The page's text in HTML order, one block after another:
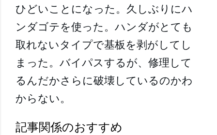
ひどいことになった。久しぶりにハ
ンダゴテを使った。ハンダがとても
取れないタイプで基板を剥がしてし
まった。バイパスするが、修理して
るんだかさらに破壊しているのかわ
からない。
記事関係のおすすめ